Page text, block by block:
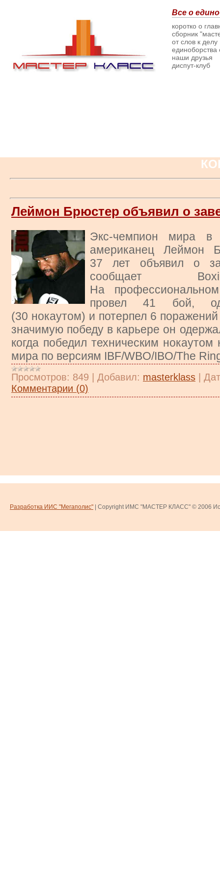
Все о
коротко о
сборник
от слов к делу
наши друзья
диспут-клуб
Леймон Брюстер объявил о
Экс-чемпион мира в
американец Леймон
37 лет объявил о
сообщает
На
провел 41 бой,
(30 нокаутом) и потерпел 6
значимую победу в карьере он
когда победил техническим
мира по версиям IBF/WBO/IBO/The
Просмотров: 849 Добавил: masterklass
Комментарии (0)
Разработка ИИС "Мегаполис" | Copyright ИМС "МАСТЕР КЛАСС" © 2006